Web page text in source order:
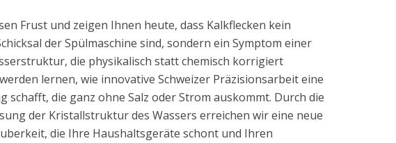
Frust und zeigen Ihnen heute, dass Kalkflecken kein
der Spülmaschine sind, sondern ein Symptom einer
die physikalisch statt chemisch korrigiert
lernen, wie innovative Schweizer Präzisionsarbeit eine
schafft, die ganz ohne Salz oder Strom auskommt. Durch die
der Kristallstruktur des Wassers erreichen wir eine neue
die Ihre Haushaltsgeräte schont und Ihren